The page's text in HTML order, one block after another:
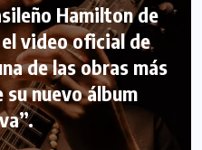
Hamilton de
video oficial de
de las obras más
nuevo álbum